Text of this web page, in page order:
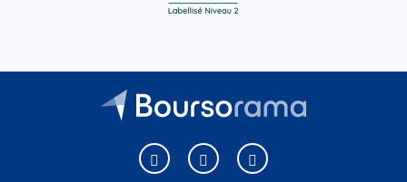
Boursorama sur Facebook
Boursorama sur XBoursorama sur